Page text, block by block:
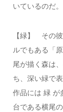
いているのだ。
【緑】 その
ルでもある「
尾が描く森は
ち、深い緑で
作品には 緑 が
台である横尾